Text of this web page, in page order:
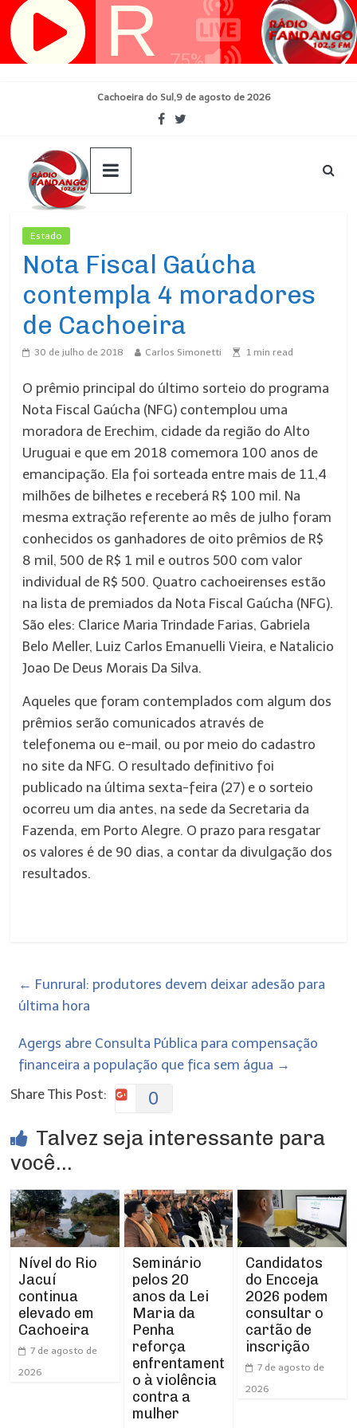
Pular
para
Cachoeira do Sul,9 de agosto de 2026
Estado
Nota Fiscal Gaúcha
contempla 4 moradores
de Cachoeira
30 de julho de 2018 Carlos Simonetti 1 min read
O prêmio principal do último sorteio do programa
Nota Fiscal Gaúcha (NFG) contemplou uma
moradora de Erechim, cidade da região do Alto
Uruguai e que em 2018 comemora 100 anos de
emancipação. Ela foi sorteada entre mais de 11,4
milhões de bilhetes e receberá R$ 100 mil. Na
mesma extração referente ao mês de julho foram
conhecidos os ganhadores de oito prêmios de R$
8 mil, 500 de R$ 1 mil e outros 500 com valor
individual de R$ 500. Quatro cachoeirenses estão
na lista de premiados da Nota Fiscal Gaúcha (NFG).
São eles: Clarice Maria Trindade Farias, Gabriela
Belo Meller, Luiz Carlos Emanuelli Vieira, e Natalicio
Joao De Deus Morais Da Silva.
Aqueles que foram contemplados com algum dos
prêmios serão comunicados através de
telefonema ou e-mail, ou por meio do cadastro
no site da NFG. O resultado definitivo foi
publicado na última sexta-feira (27) e o sorteio
ocorreu um dia antes, na sede da Secretaria da
Fazenda, em Porto Alegre. O prazo para resgatar
os valores é de 90 dias, a contar da divulgação dos
resultados.
← Funrural: produtores devem deixar adesão para
última hora
Agergs abre Consulta Pública para compensação
financeira a população que fica sem água →
Share This Post:
0
Talvez seja interessante para
você...
Nível do Rio
Jacuí
continua
elevado em
Cachoeira
7 de agosto de
2026
Seminário
pelos 20
anos da Lei
Maria da
Penha
reforça
enfrentament
o à violência
contra a
mulher
Candidatos
do Encceja
2026 podem
consultar o
cartão de
inscrição
7 de agosto de
2026